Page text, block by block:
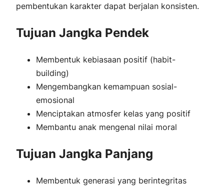
pembentukan karakter dapat berjalan konsisten.
Tujuan Jangka Pendek
Membentuk kebiasaan positif (habit-
building)
Mengembangkan kemampuan sosial-
emosional
Menciptakan atmosfer kelas yang positif
Membantu anak mengenal nilai moral
Tujuan Jangka Panjang
Membentuk generasi yang berintegritas